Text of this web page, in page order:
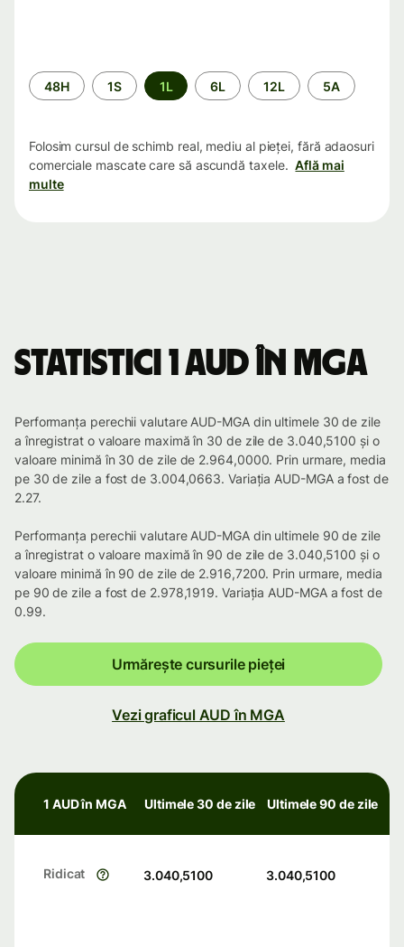
Perioada
48H 1S 1L 6L 12L 5A
Folosim cursul de schimb real, mediu al pieței, fără adaosuri
comerciale mascate care să ascundă taxele. Află mai
multe
Statistici 1 AUD în MGA
Performanța perechii valutare AUD-MGA din ultimele 30 de zile
a înregistrat o valoare maximă în 30 de zile de 3.040,5100 și o
valoare minimă în 30 de zile de 2.964,0000. Prin urmare, media
pe 30 de zile a fost de 3.004,0663. Variația AUD-MGA a fost de
2.27.
Performanța perechii valutare AUD-MGA din ultimele 90 de zile
a înregistrat o valoare maximă în 90 de zile de 3.040,5100 și o
valoare minimă în 90 de zile de 2.916,7200. Prin urmare, media
pe 90 de zile a fost de 2.978,1919. Variația AUD-MGA a fost de
0.99.
Urmărește cursurile pieței
Vezi graficul AUD în MGA
1 AUD în MGA Ultimele 30 de zile Ultimele 90 de zile
Ridicat 3.040,5100 3.040,5100